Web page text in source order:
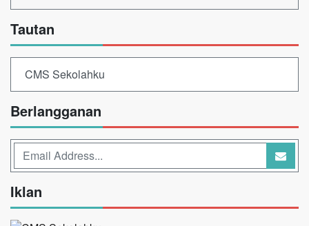
Tautan
CMS Sekolahku
Berlangganan
Iklan